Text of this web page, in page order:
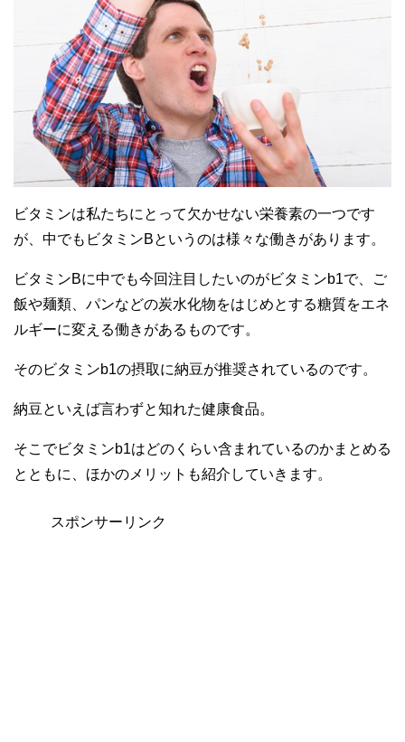
ビタミンは私たちにとって欠かせない栄養素の一つです
が、中でもビタミンBというのは様々な働きがあります。
ビタミンBに中でも今回注目したいのがビタミンb1で、ご
飯や麺類、パンなどの炭水化物をはじめとする糖質をエネ
ルギーに変える働きがあるものです。
そのビタミンb1の摂取に納豆が推奨されているのです。
納豆といえば言わずと知れた健康食品。
そこでビタミンb1はどのくらい含まれているのかまとめる
とともに、ほかのメリットも紹介していきます。
スポンサーリンク